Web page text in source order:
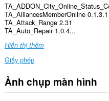
TA_AlliancesMemberOnline 0.1.3.1
TA_Attack_Range 2.31
TA_Auto_Repair 1.0.4...
Hiển thị thêm
Giấy phép
Tiện
ích
Ảnh chụp màn hình